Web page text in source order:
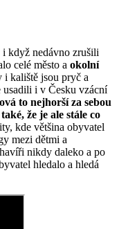
i když nedávno zrušili
celé město a okolní
i kaliště jsou pryč a
i v Česku vzácní
to nejhorší za sebou
že je ale stále co
kde většina obyvatel
mezi dětmi a
nikdy daleko a po
hledalo a hledá